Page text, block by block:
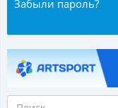
Забыли пароль?